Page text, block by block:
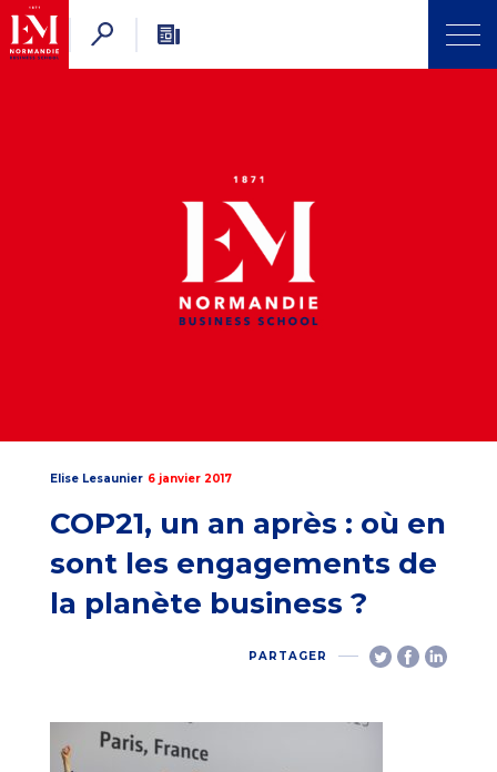
Elise Lesaunier 6 janvier 2017
COP21, un an après : où en
sont les engagements de
la planète business ?
PARTAGER